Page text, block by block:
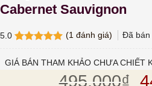
Cabernet Sauvignon
5.0
dựa trên
(1 đánh giá) Đã bán
GIÁ BÁN THAM KHẢO CHƯA CHIẾT
495.000₫